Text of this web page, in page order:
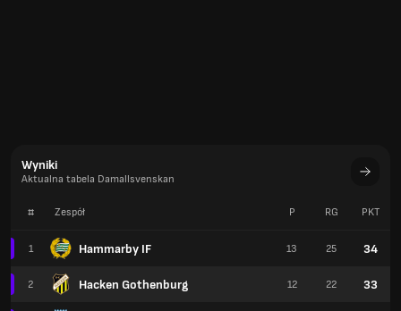
Wyniki
Aktualna tabela Damallsvenskan
# Zespół
1 Hammarby IF
2 Hacken Gothenburg
P RG PKT
13 25 34
12 22 33